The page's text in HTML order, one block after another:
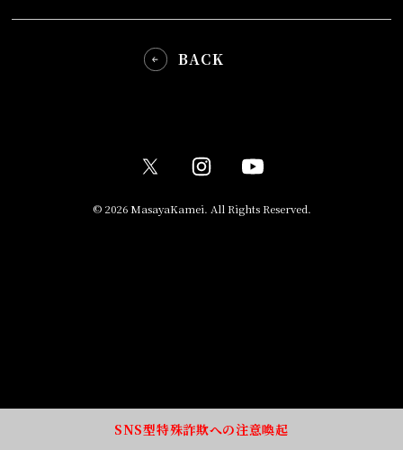
BACK
© 2026 MasayaKamei. All Rights Reserved.
SNS型特殊詐欺への注意喚起